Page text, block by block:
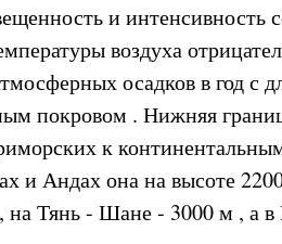
и интенсивность
воздуха
осадков в год с
покровом . Нижняя
к
и Андах она на высоте
на Тянь - Шане - 3000 м , а